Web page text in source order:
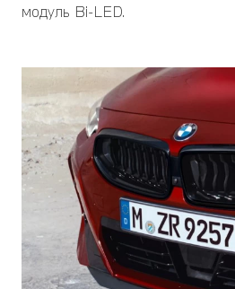
модуль Bi-LED.